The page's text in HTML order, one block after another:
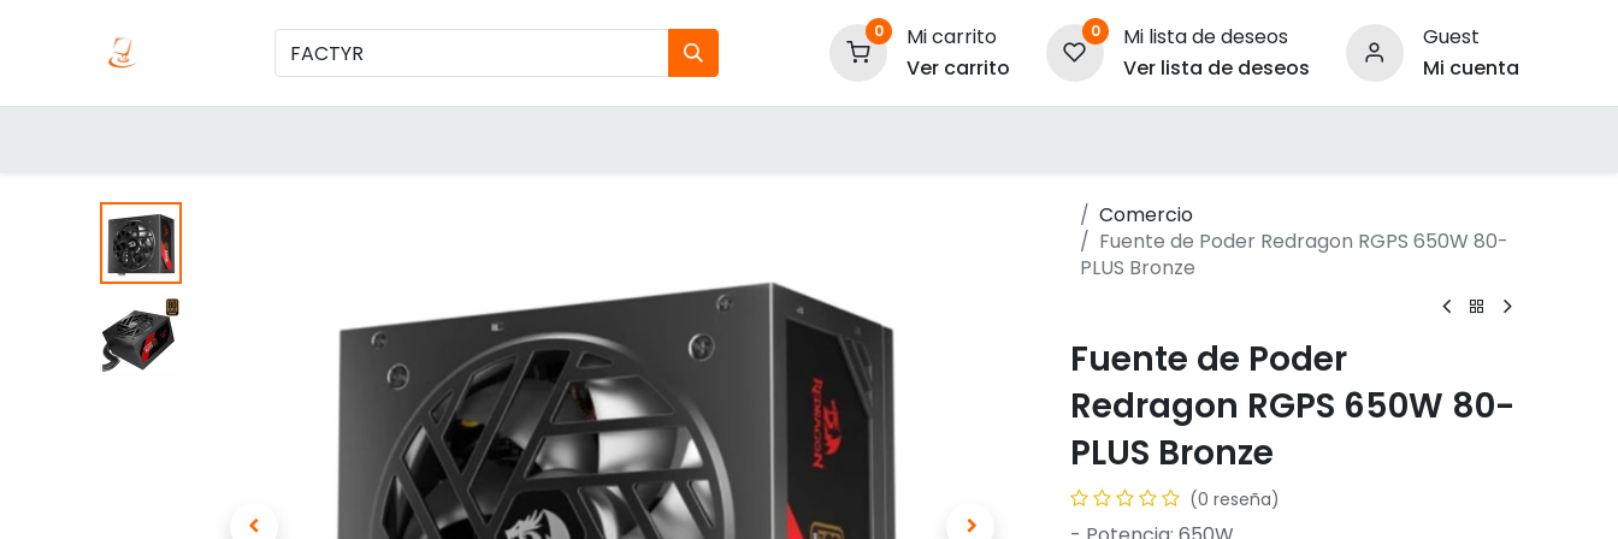
0
Mi carrito
Ver carrito
0
Mi lista de deseos
Ver lista de deseos
Guest
Mi cuenta
Comercio
Fuente de Poder Redragon RGPS 650W 80-
PLUS Bronze
Fuente de Poder
Redragon RGPS 650W 80-
PLUS Bronze
(0 reseña)